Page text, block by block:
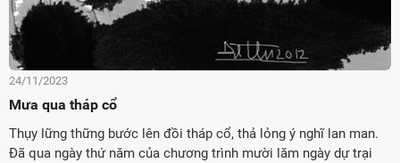
24/11/2023
Mưa qua tháp cổ
Thụy lững thững bước lên đồi tháp cổ, thả lỏng ý nghĩ lan man.
Đã qua ngày thứ năm của chương trình mười lăm ngày dự trại